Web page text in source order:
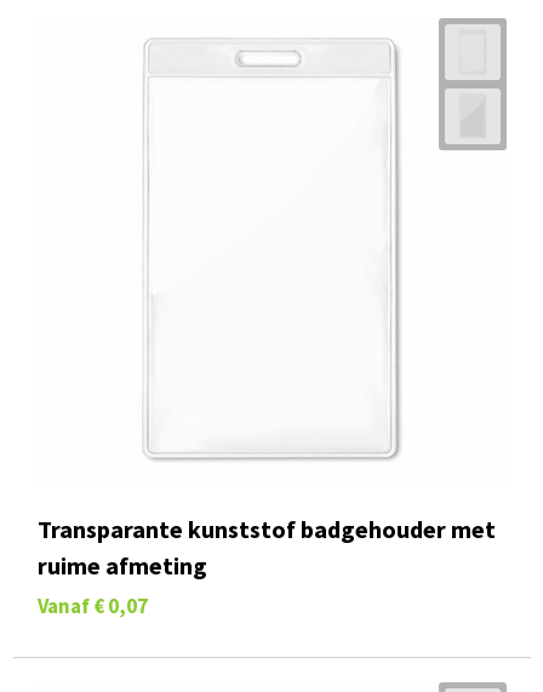
Transparante kunststof badgehouder met
ruime afmeting
Vanaf € 0,07